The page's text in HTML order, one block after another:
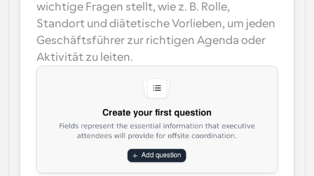
Webhooks
Erhalten Sie eine Benachrichtigung, wenn etwas
passiert
wichtige Fragen stellt, wie z. B. Rolle,
Standort und diätetische Vorlieben, um jeden
Geschäftsführer zur richtigen Agenda oder
Aktivität zu leiten.